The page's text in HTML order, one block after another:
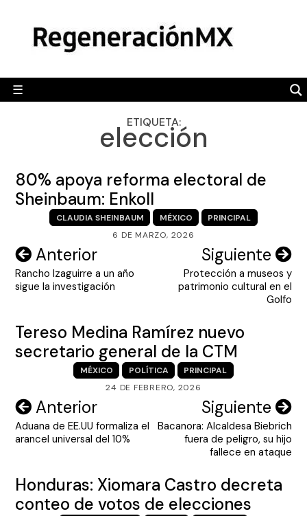
content
☰
POLÍTICA
CAMALEÓN
OPINIÓN
ENGLISH SECTION
VIDEOS
ETIQUETA:
elección
80% apoya reforma electoral de
Sheinbaum: Enkoll
CLAUDIA SHEINBAUM MÉXICO
PRINCIPAL
6 DE MARZO, 2026
Navegación
de
Anterior
Rancho Izaguirre a un año
sigue la investigación
Siguiente
Protección a museos y
patrimonio cultural en el
Golfo
Tereso Medina Ramírez nuevo
secretario general de la CTM
MÉXICO POLÍTICA
PRINCIPAL
24 DE FEBRERO, 2026
Navegación
de
Anterior
Aduana de EE.UU formaliza el
arancel universal del 10%
Siguiente
Bacanora: Alcaldesa Biebrich
fuera de peligro, su hijo
fallece en ataque
Honduras: Xiomara Castro decreta
conteo de votos de elecciones